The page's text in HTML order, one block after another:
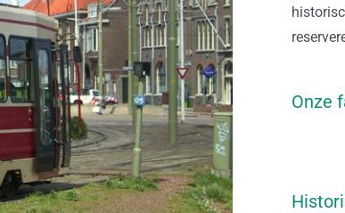
Onze